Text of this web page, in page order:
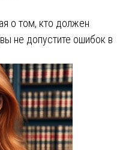
о том, кто должен
не допустите ошибок в